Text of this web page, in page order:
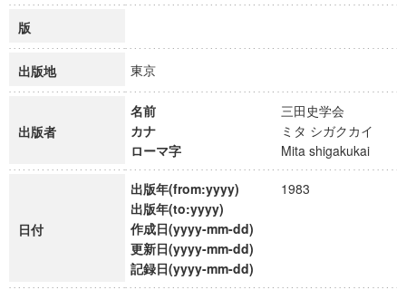
版
出版地 東京
出版者
名前
三田史学会
カナ
ミタ シガクカイ
ローマ字
Mita shigakukai
日付
出版年(from:yyyy)
1983
出版年(to:yyyy)
作成日(yyyy-mm-dd)
更新日(yyyy-mm-dd)
記録日(yyyy-mm-dd)